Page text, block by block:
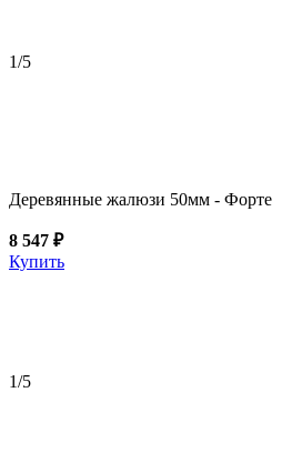
1/5
Деревянные жалюзи 50мм - Форте
8 547 ₽
Купить
1/5